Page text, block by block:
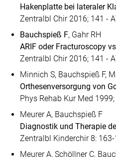
Hakenplatte bei lateraler
Zentralbl Chir 2016; 141 -
Bauchspieß F, Gahr RH
ARIF oder Fracturoscopy
Zentralbl Chir 2016; 141 -
Minnich S, Bauchspieß F,
Orthesenversorgung von
Phys Rehab Kur Med
Meurer A, Bauchspieß F
Diagnostik und Therapie
Zentralbl Kinderchir 8:
Meurer A, Schöllner C,